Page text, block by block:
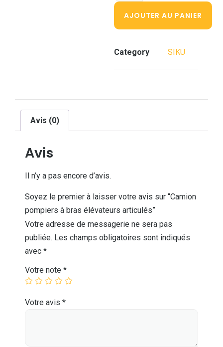
AJOUTER AU PANIER
Category SIKU
Avis (0)
Avis
Il n’y a pas encore d’avis.
Soyez le premier à laisser votre avis sur “Camion
pompiers à bras élévateurs articulés”
Votre adresse de messagerie ne sera pas
publiée. Les champs obligatoires sont indiqués
avec *
Votre note *
Votre avis *